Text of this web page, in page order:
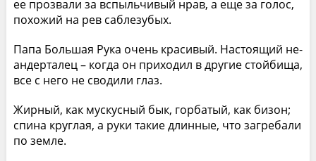
ее прозвали за вспыльчивый нрав, а еще за голос,
похо­жий на рев саблезубых.
Папа Большая Рука очень красивый. Настоящий не­
андерталец – когда он приходил в другие стойбища,
все с него не сводили глаз.
Жирный, как мускусный бык, горбатый, как бизон;
спина круглая, а руки такие длинные, что загребали
по земле.